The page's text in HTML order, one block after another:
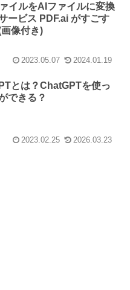
イルをAIファイルに変換
ービス PDF.ai がすごす
像付き)
2023.05.07 2024.01.19
とは？ChatGPTを使っ
できる？
2023.02.25 2026.03.23